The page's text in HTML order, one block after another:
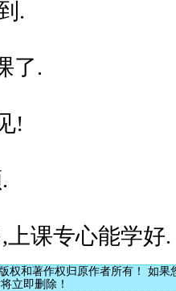
.
了.
!
课专心能学好.
和著作权归原作者所有！ 如果
立即删除！